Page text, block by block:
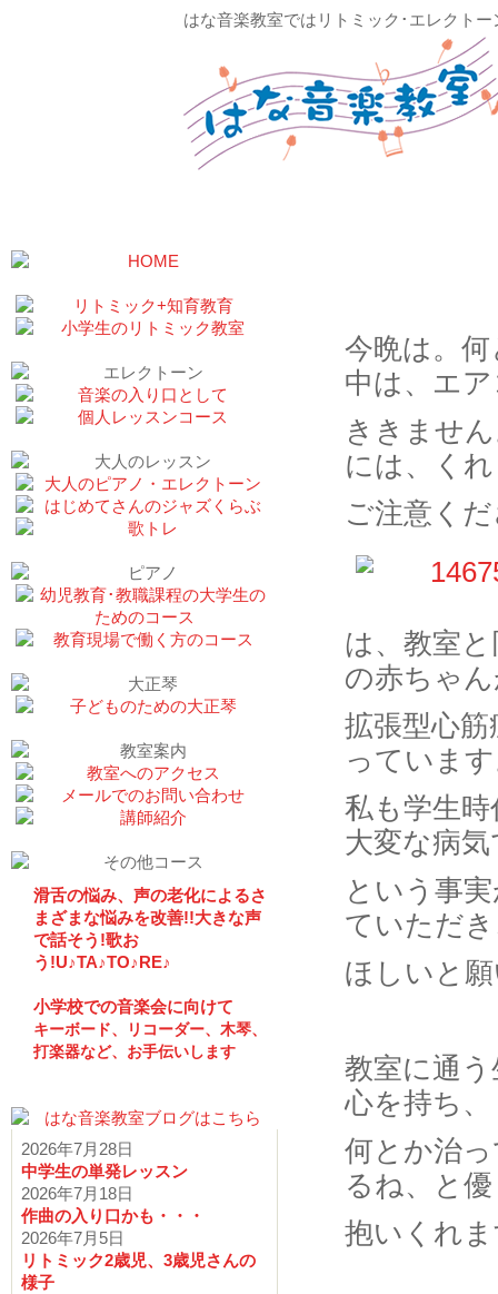
はな音楽教室ではリトミック･エレクト
滑舌の悩み、声の老化によるさ
まざまな悩みを改善!!大きな声
で話そう!歌お
う!U♪TA♪TO♪RE♪
小学校での音楽会に向けて
キーボード、リコーダー、木琴、
打楽器など、お手伝いします
2026年7月28日
中学生の単発レッスン
2026年7月18日
作曲の入り口かも・・・
2026年7月5日
リトミック2歳児、3歳児さんの
様子
今晩は。
中は、エ
ききませ
には、く
ご注意く
は、教室
の赤ちゃ
拡張型心
っていま
私も学生
大変な病
という事
ていただ
ほしいと
教室に通
心を持ち、
何とか治
るね、と
抱いくれ